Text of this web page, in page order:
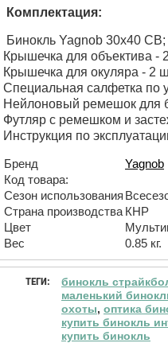
Комплектация:
Бинокль Yagnob 30x40 CB;
Крышечка для объектива -
Крышечка для окуляра - 2
Специальная салфетка по
Нейлоновый ремешок для
Футляр с ремешком и
Инструкция по
Бренд
Yagnob
Код товара:
Сезон использования
Страна производства КНР
Цвет
Вес
0.85 кг.
ТЕГИ: бинокль
маленький
охоты, оптика
купить бинокль
купить бинокль